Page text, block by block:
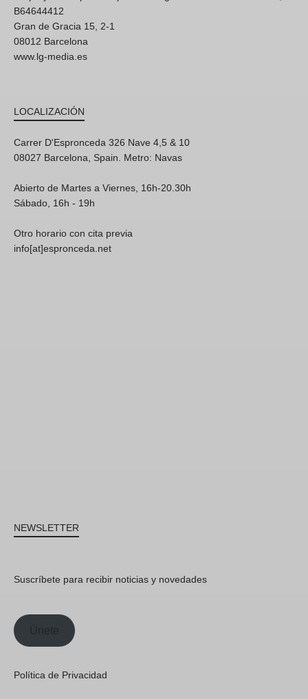
B64644412
Gran de Gracia 15, 2-1
08012 Barcelona
www.lg-media.es
LOCALIZACIÓN
Carrer D'Espronceda 326 Nave 4,5 & 10
08027 Barcelona, Spain. Metro: Navas
Abierto de Martes a Viernes, 16h-20.30h
Sábado, 16h - 19h
Otro horario con cita previa
info[at]espronceda.net
NEWSLETTER
Suscríbete para recibir noticias y novedades
Únete
Política de Privacidad